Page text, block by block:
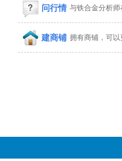
问行情 与铁合金分析
建商铺 拥有商铺，可以